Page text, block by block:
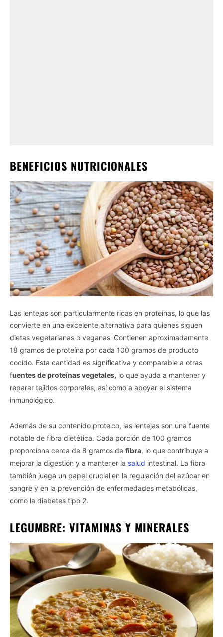
BENEFICIOS NUTRICIONALES
Las lentejas son particularmente ricas en proteínas, lo que las
convierte en una excelente alternativa para quienes siguen
dietas vegetarianas o veganas. Contienen aproximadamente
18 gramos de proteína por cada 100 gramos de producto
cocido. Esta cantidad es significativa y comparable a otras
fuentes de proteínas vegetales, lo que ayuda a mantener y
reparar tejidos corporales, así como a apoyar el sistema
inmunológico.
Además de su contenido proteico, las lentejas son una fuente
notable de fibra dietética. Cada porción de 100 gramos
proporciona cerca de 8 gramos de fibra, lo que contribuye a
mejorar la digestión y a mantener la salud intestinal. La fibra
también juega un papel crucial en la regulación del azúcar en
sangre y en la prevención de enfermedades metabólicas,
como la diabetes tipo 2.
LEGUMBRE: VITAMINAS Y MINERALES